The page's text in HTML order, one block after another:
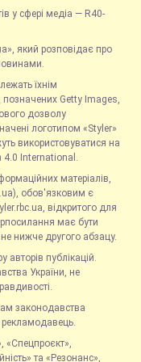
у сфері медіа — R40-
який розповідає про
їхнім
Getty Images,
дозволу
логотипом «Styler»
використовуватися на
4.0 International.
матеріалів,
обов'язковим є
відкритого для
має бути
нижче другого абзацу.
авторів публікацій.
України, не
законодавства
рекламодавець.
«Спецпроєкт»,
та «Резонанс»,